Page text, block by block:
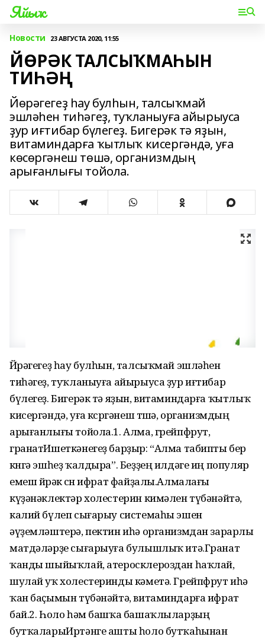
Яйыҡ
Новости 23 АВГУСТА 2020, 11:55
ЙӨРӘК ТАЛСЫҠМАҺЫН
ТИҺӘҢ
Йөрәгегеҙ һау булһын, талсыҡмай
эшләһен тиһәгеҙ, туҡланыуға айырыуса
ҙур иғтибар бүлегеҙ. Бигерәк тә яҙын,
витаминдарға ҡытлыҡ кисергәндә, уға
көсөргәнеш төшә, организмдың
арығанлығы тойола.
Йөрәгегеҙ һау булһын, талсыҡмай эшләһен
тиһәгеҙ, туҡланыуға айырыуса ҙур иғтибар
бүлегеҙ. Бигерәк тә яҙын, витаминдарға ҡытлыҡ
кисергәндә, уға көсөргәнеш төшә, организмдың
арығанлығы тойола.1. Алма, грейпфрут,
гранатИшеткәнегеҙ барҙыр: “Алма табипты бер
көнгә эшһеҙ ҡалдыра”. Беҙҙең илдәге иң популяр
емеш йөрәк өсөн ифрат файҙалы.Алмалағы
күҙәнәклектәр холестерин кимәлен түбәнәйтә,
калий бүлеп сығарыу системаһы эшен
әүҙемләштерә, пектин иһә организмдан зарарлы
матдәләрҙе сығарыуға булышлыҡ итә.Гранат
ҡанды шыйыҡлай, атеросклероздан һаҡлай,
шулай уҡ холестеринды кәметә. Грейпфрут иһә
ҡан баҫымын түбәнәйтә, витаминдарға ифрат
бай.2. Һоло һәм башҡа ба­шаҡлыларҙың
бутҡаларыИртәнге ашты һоло бутҡаһынан